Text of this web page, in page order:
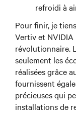
refroidi à
Pour finir, je
Vertiv et
révolutionnaire.
seulement les
réalisées grâce
fournissent
précieuses qui
installations de